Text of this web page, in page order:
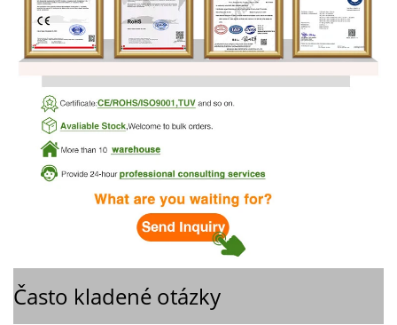
Často kladené otázky